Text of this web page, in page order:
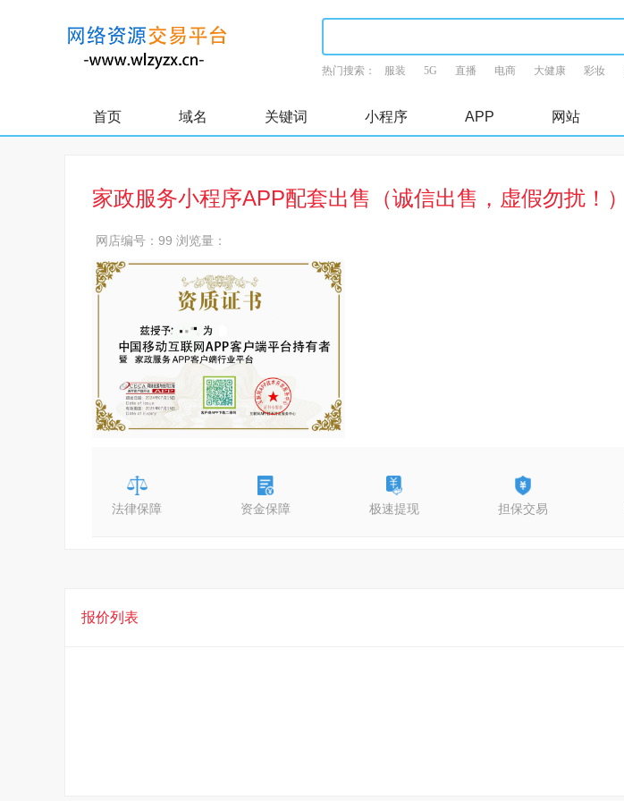
热门搜索： 服装 5G 直播 电商 大健康 彩妆
首页 域名 关键词 小程序 APP 网站
家政服务小程序APP配套出售（诚信出售，虚假勿扰！
网店编号：99 浏览量：
法律保障 资金保障 极速提现 担保交易
报价列表